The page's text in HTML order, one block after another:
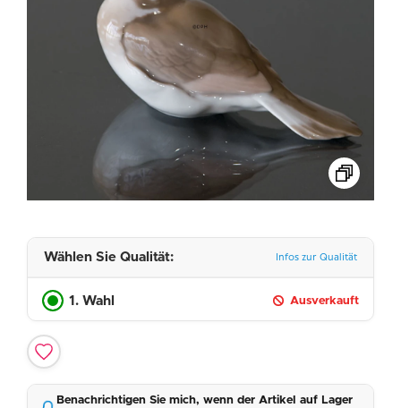
Wählen Sie Qualität: Infos zur Qualität
1. Wahl Ausverkauft
Benachrichtigen Sie mich, wenn der Artikel auf Lager